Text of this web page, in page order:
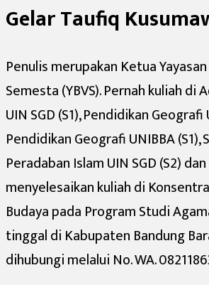
Gelar Taufiq
Penulis merupakan Ketua
Semesta (YBVS). Pernah kuliah di
UIN SGD (S1), Pendidikan Geografi
Pendidikan Geografi UNIBBA (S1),
Peradaban Islam UIN SGD (S2)
menyelesaikan kuliah di
Budaya pada Program Studi
tinggal di Kabupaten Bandung
dihubungi melalui No. WA.